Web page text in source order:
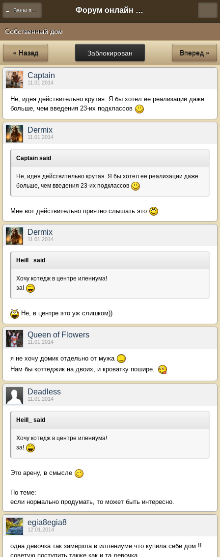
← Ваши предложения Форум онлайн игры "Новая Эра" (Нюра Биз)
Собственный дом
Заблокирован
« Назад Вперед »
Captain
11.01.2014
Не, идея действительно крутая. Я бы хотел ее реализации даже
больше, чем введения 23-их подклассов
Dermix
11.01.2014
Captain said
Не, идея действительно крутая. Я бы хотел ее реализации даже
больше, чем введения 23-их подклассов
Мне вот действительно приятно слышать это
Dermix
11.01.2014
Heill_ said
Хочу котедж в центре илениума!
за!
Не, в центре это уж слишком))
Queen of Flowers
11.01.2014
я не хочу домик отдельно от мужа
Нам бы коттеджик на двоих, и кроватку пошире.
Deadless
11.01.2014
Heill_ said
Хочу котедж в центре илениума!
за!
Это арену, в смысле
По теме:
если нормально продумать, то может быть интересно.
egia8egia8
12.01.2014
одна девочка так замёрзла в иллениуме что купила себе дом !!
советую поступить также как и та девочка